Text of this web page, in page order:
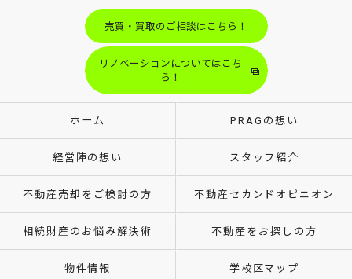
売買・買取のご相談はこちら！
リノベーションについてはこち
ら！
ホーム PRAGの想い
経営陣の想い スタッフ紹介
不動産売却をご検討の方 不動産セカンドオピニオン
相続財産のお悩み解決術 不動産をお探しの方
物件情報 学校区マップ